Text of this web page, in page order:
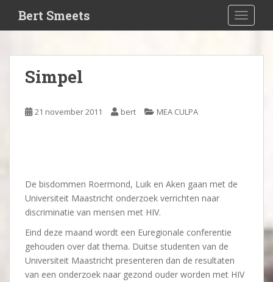
i
Bert Smeets
Simpel
21 november 2011 bert MEA CULPA
De bisdommen Roermond, Luik en Aken gaan met de
Universiteit Maastricht onderzoek verrichten naar
discriminatie van mensen met HIV.
Eind deze maand wordt een Euregionale conferentie
gehouden over dat thema. Duitse studenten van de
Universiteit Maastricht presenteren dan de resultaten
van een onderzoek naar gezond ouder worden met HIV